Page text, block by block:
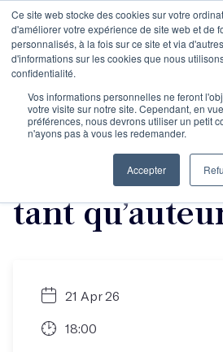
Ce site web stocke des cookies sur votre
d'améliorer votre expérience de site web et de
personnalisés, à la fois sur ce site et via
d'informations sur les cookies que nous
confidentialité.
Vos informations personnelles ne feront
votre visite sur notre site. Cependant, en
préférences, nous devrons utiliser un petit
n'ayons pas à vous les redemander.
Accepter
Masterclasse
principes de
tant
21 Apr 26
18:00